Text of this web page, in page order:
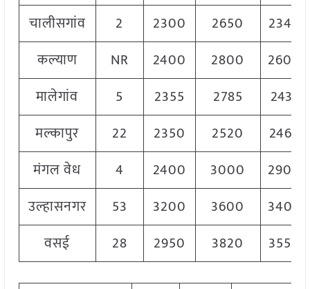
चालीसगांव 2 2300 2650
2340
कल्याण
NR 2400 2800
2600
मालेगांव
5 2355 2785
2431
मल्कापुर
22 2350 2520
2465
मंगल वेध
4 2400 3000
2900
उल्हासनगर
53 3200 3600
3400
वसई
28 2950 3820 3550